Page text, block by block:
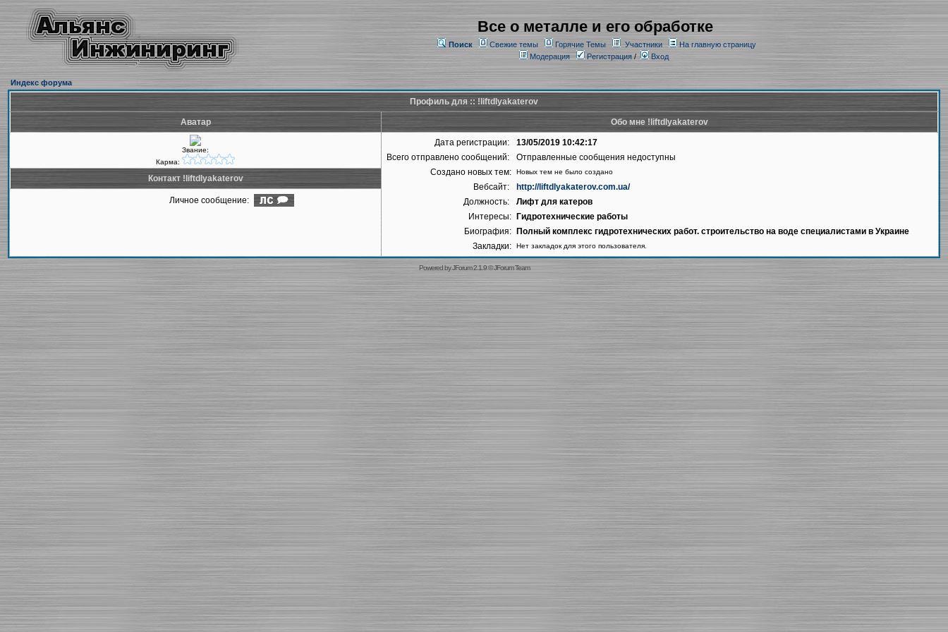
Все о металле и его обработке
Поиск Свежие темы Горячие Темы Участники
На главную страницу
Модерация
Регистрация/ Вход
Индекс форума
Профиль для :: !liftdlyakaterov
Аватар Обо мне !liftdlyakaterov
Звание:
Карма:
Дата регистрации:
13/05/2019 10:42:17
Всего отправлено сообщений:
Отправленные сообщения недоступны
Создано новых тем:
Новых тем не было создано
Вебсайт:
http://liftdlyakaterov.com.ua/
Должность:
Лифт для катеров
Интересы:
Гидротехнические работы
Биография:
Полный комплекс гидротехнических работ. строительство на воде специалистами в Украине
Закладки:
Нет закладок для этого пользователя.
Контакт !liftdlyakaterov
Личное сообщение:
Powered byJForum 2.1.9©JForum Team